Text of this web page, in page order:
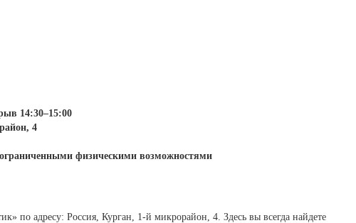
14:30–15:00
4
физическими возможностями
по адресу: Россия, Курган, 1-й микрорайон, 4. Здесь вы всегда найдете